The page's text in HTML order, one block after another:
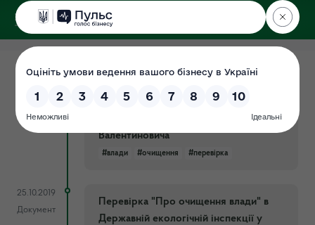
ДЕРЖЕКОІНСПЕКЦІЯ
у Хмельницькій області
25.10.2019
Документ
Державній екологічній інспекції у
Хмельницькій області Мазура Віктора
Валентиновича
#влади #очищення #перевірка
25.10.2019
Документ
Перевірка "Про очищення влади" в
Державній екологічній інспекції у